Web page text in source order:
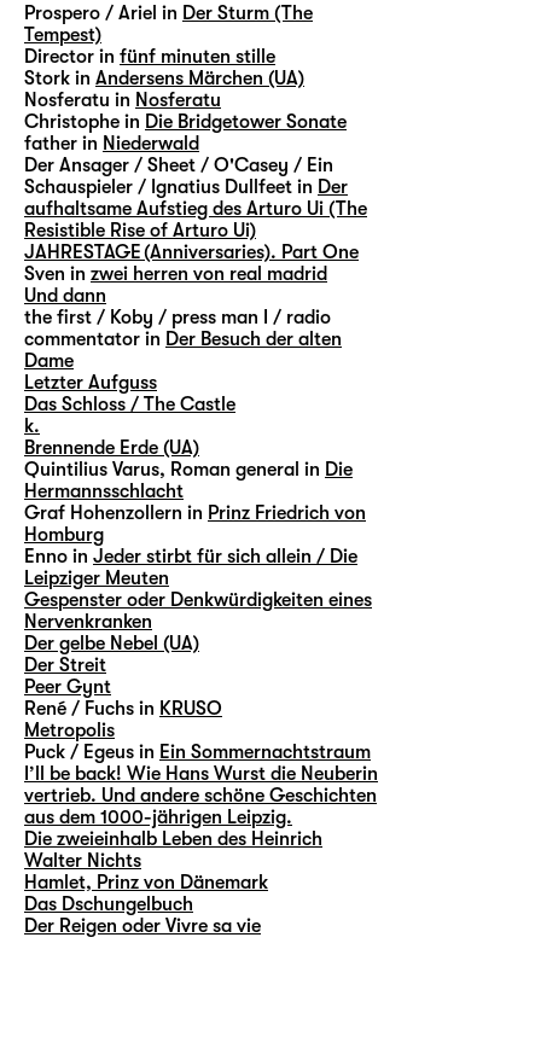
Prospero / Ariel in Der Sturm (The
Tempest)
Director in fünf minuten stille
Stork in Andersens Märchen (UA)
Nosferatu in Nosferatu
Christophe in Die Bridgetower Sonate
father in Niederwald
Der Ansager / Sheet / O'Casey / Ein
Schauspieler / Ignatius Dullfeet in Der
aufhaltsame Aufstieg des Arturo Ui (The
Resistible Rise of Arturo Ui)
JAHRESTAGE (Anniversaries). Part One
Sven in zwei herren von real madrid
Und dann
the first / Koby / press man I / radio
commentator in Der Besuch der alten
Dame
Letzter Aufguss
Das Schloss / The Castle
k.
Brennende Erde (UA)
Quintilius Varus, Roman general in Die
Hermannsschlacht
Graf Hohenzollern in Prinz Friedrich von
Homburg
Enno in Jeder stirbt für sich allein / Die
Leipziger Meuten
Gespenster oder Denkwürdigkeiten eines
Nervenkranken
Der gelbe Nebel (UA)
Der Streit
Peer Gynt
René / Fuchs in KRUSO
Metropolis
Puck / Egeus in Ein Sommernachtstraum
I’ll be back! Wie Hans Wurst die Neuberin
vertrieb. Und andere schöne Geschichten
aus dem 1000-jährigen Leipzig.
Die zweieinhalb Leben des Heinrich
Walter Nichts
Hamlet, Prinz von Dänemark
Das Dschungelbuch
Der Reigen oder Vivre sa vie